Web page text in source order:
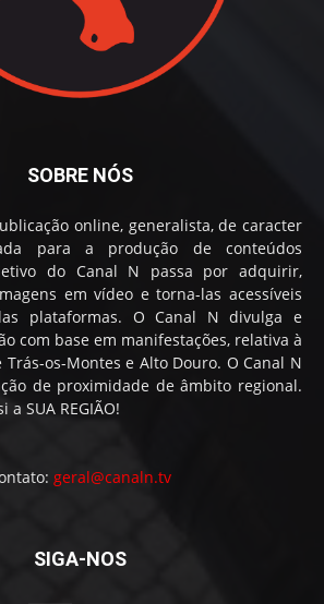
SOBRE NÓS
online, generalista, de caracter
para a produção de conteúdos
do Canal N passa por adquirir,
em vídeo e torna-las acessíveis
plataformas. O Canal N divulga e
com base em manifestações, relativa à
os-Montes e Alto Douro. O Canal N
de proximidade de âmbito regional.
a SUA REGIÃO!
geral@canaln.tv
SIGA-NOS